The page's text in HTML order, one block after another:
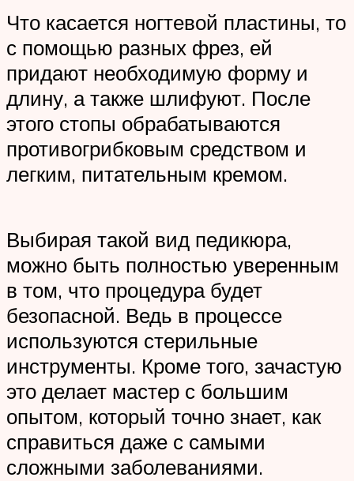
Что касается ногтевой пластины, то
с помощью разных фрез, ей
придают необходимую форму и
длину, а также шлифуют. После
этого стопы обрабатываются
противогрибковым средством и
легким, питательным кремом.
Выбирая такой вид педикюра,
можно быть полностью уверенным
в том, что процедура будет
безопасной. Ведь в процессе
используются стерильные
инструменты. Кроме того, зачастую
это делает мастер с большим
опытом, который точно знает, как
справиться даже с самыми
сложными заболеваниями.